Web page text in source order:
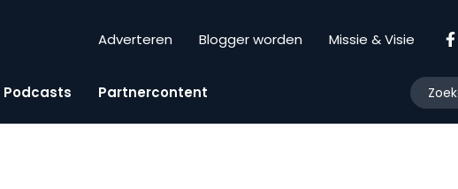
Adverteren Blogger worden Missie & Visie
Podcasts Partnercontent